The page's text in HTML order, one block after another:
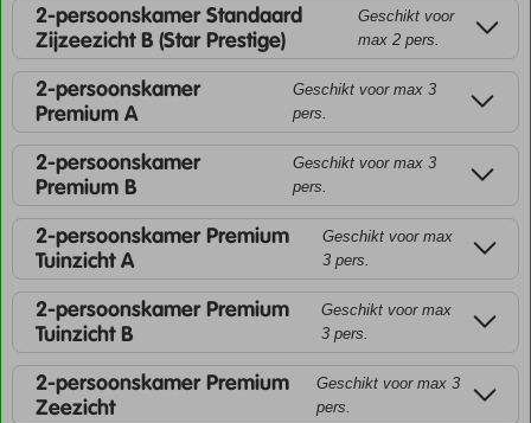
2-persoonskamer Standaard
Zijzeezicht B (Star Prestige)
Geschikt voor
max 2 pers.
2-persoonskamer
Premium A
Geschikt voor max 3
pers.
2-persoonskamer
Premium B
Geschikt voor max 3
pers.
2-persoonskamer Premium
Tuinzicht A
Geschikt voor max
3 pers.
2-persoonskamer Premium
Tuinzicht B
Geschikt voor max
3 pers.
2-persoonskamer Premium
Zeezicht
Geschikt voor max 3
pers.